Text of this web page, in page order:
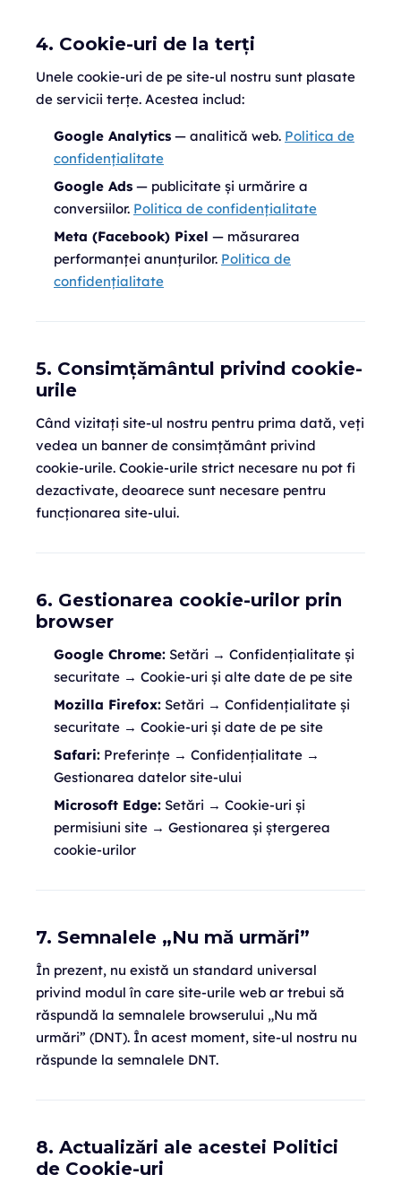
4. Cookie-uri de la terți
Unele cookie-uri de pe site-ul nostru sunt plasate
de servicii terțe. Acestea includ:
Google Analytics — analitică web. Politica de
confidențialitate
Google Ads — publicitate și urmărire a
conversiilor. Politica de confidențialitate
Meta (Facebook) Pixel — măsurarea
performanței anunțurilor. Politica de
confidențialitate
5. Consimțământul privind cookie-
urile
Când vizitați site-ul nostru pentru prima dată, veți
vedea un banner de consimțământ privind
cookie-urile. Cookie-urile strict necesare nu pot fi
dezactivate, deoarece sunt necesare pentru
funcționarea site-ului.
6. Gestionarea cookie-urilor prin
browser
Google Chrome: Setări → Confidențialitate și
securitate → Cookie-uri și alte date de pe site
Mozilla Firefox: Setări → Confidențialitate și
securitate → Cookie-uri și date de pe site
Safari: Preferințe → Confidențialitate →
Gestionarea datelor site-ului
Microsoft Edge: Setări → Cookie-uri și
permisiuni site → Gestionarea și ștergerea
cookie-urilor
7. Semnalele „Nu mă urmări”
În prezent, nu există un standard universal
privind modul în care site-urile web ar trebui să
răspundă la semnalele browserului „Nu mă
urmări” (DNT). În acest moment, site-ul nostru nu
răspunde la semnalele DNT.
8. Actualizări ale acestei Politici
de Cookie-uri